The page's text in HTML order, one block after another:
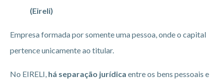
(Eireli)
Empresa formada por somente uma pessoa, onde o capital
pertence unicamente ao titular.
No EIRELI, há separação jurídica entre os bens pessoais e